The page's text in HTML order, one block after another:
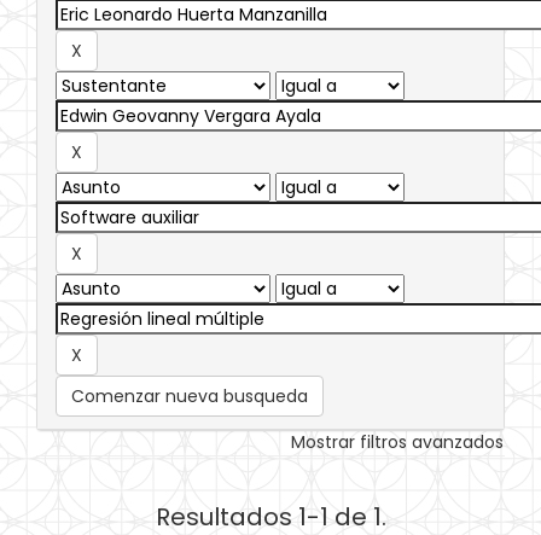
Comenzar nueva busqueda
Mostrar filtros avanzados
Resultados 1-1 de 1.